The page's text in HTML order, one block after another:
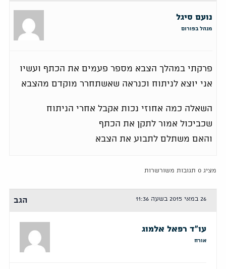
נועם סיגל
מנהל בפורום
פרקתי במהלך הצבא מספר פעמים את הכתף ועשיו
אני יוצא לניתוח וכנראה שאשתחרר מוקדם מהצבא
השאלה כמה אחוזי נכות אקבל אחרי הניתוח
שכביכול אמור לתקן את הכתף
והאם משתלם לתבוע את הצבא
מציג 0 תגובות משורשרות
26 במאי 2015 בשעה 11:36 הגב
עו"ד רפאל אלמוג
אורח